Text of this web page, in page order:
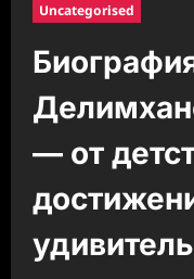
Uncategorised
— от